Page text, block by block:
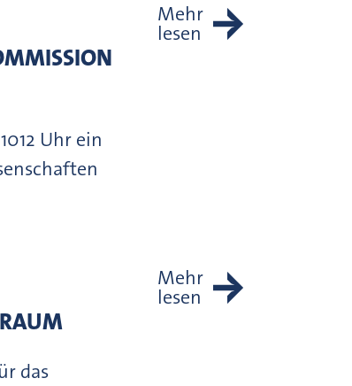
Uhr ein
Mehr
lesen
das
Mehr
lesen